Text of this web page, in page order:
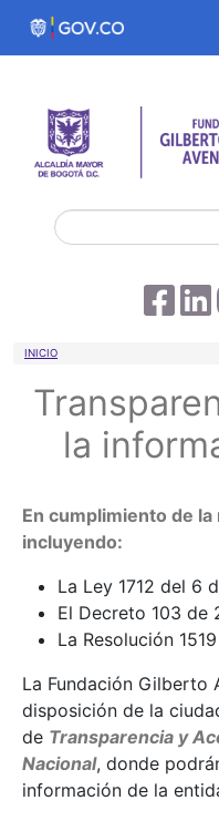
Pasar al contenido
Sobrescribir
INICIO
la
En cumplimiento de
incluyendo:
La Ley 1712 del 6
El Decreto 103 de
La Resolución
La Fundación Gilberto
disposición de la
de Transparencia y
Nacional, donde
información de la